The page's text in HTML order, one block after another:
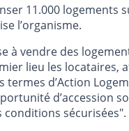
11.000 logements
l’organisme.
à vendre des
lieu les locataires,
termes d’Action
d’accession
sécurisées".